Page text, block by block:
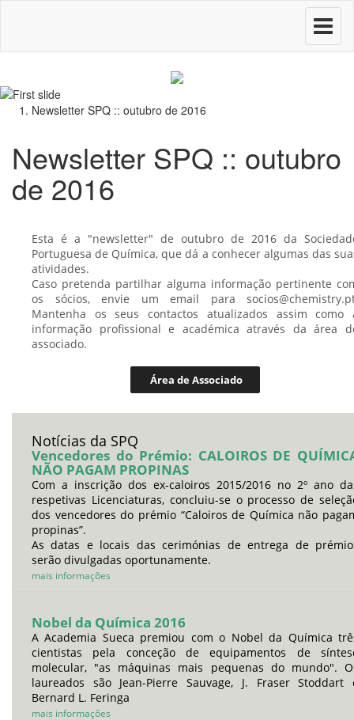
Toggle
Newsletter SPQ :: outubro de 2016
Newsletter SPQ :: outubro
de 2016
Esta é a "newsletter" de outubro de 2016 da
Portuguesa de Química, que dá a conhecer algumas das
atividades.
Caso pretenda partilhar alguma informação pertinente
os sócios, envie um email para
Mantenha os seus contactos atualizados assim como
informação profissional e académica através da área
associado.
Área de Associado
Notícias da SPQ
Vencedores do Prémio: CALOIROS DE
NÃO PAGAM PROPINAS
Com a inscrição dos ex-caloiros 2015/2016 no 2º ano
respetivas Licenciaturas, concluiu-se o processo de
dos vencedores do prémio “Caloiros de Química não
propinas”.
As datas e locais das cerimónias de entrega de
serão divulgadas oportunamente.
mais informações
Nobel da Química 2016
A Academia Sueca premiou com o Nobel da Química
cientistas pela conceção de equipamentos de
molecular, "as máquinas mais pequenas do mundo".
laureados são Jean-Pierre Sauvage, J. Fraser Stoddart
Bernard L. Feringa
mais informações